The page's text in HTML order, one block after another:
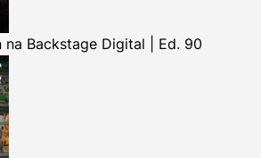
na Backstage Digital | Ed. 90